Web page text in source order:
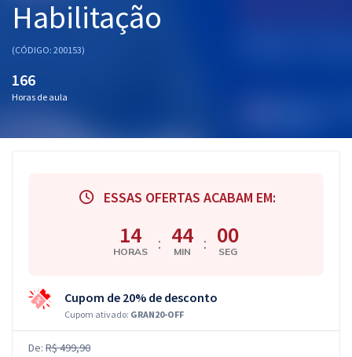
Conteúdo gratuito
Blog
Aprovados
Habilitação
(CÓDIGO: 200153)
166
Horas de aula
ESSAS OFERTAS ACABAM EM:
14
HORAS : 43
MIN : 59
SEG
Cupom de 20% de desconto
Cupom ativado: GRAN20-OFF
De: R$ 499,90